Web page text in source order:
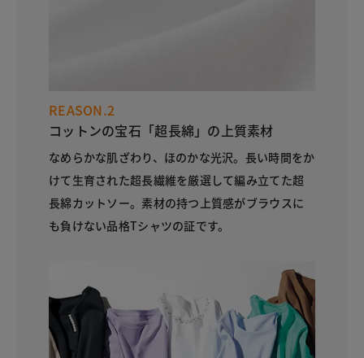
REASON.2
コットンの宝石「超長綿」の上質素材
なめらかな肌ざわり、ほのかな光沢。長い時間をか
けて生育された超長繊維を厳選して編み立てた超
長綿カットソー。素材の持つ上質感がブラウスに
も負けない品格Tシャツの証です。